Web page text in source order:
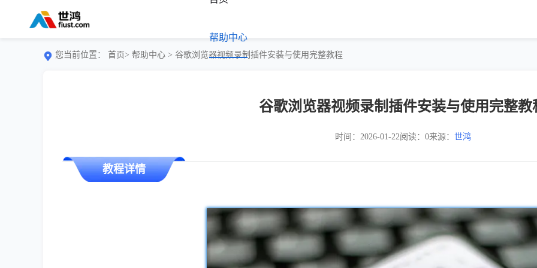
帮助中心
您当前位置： 首页> 帮助中心 > 谷歌浏览器视频录制插件安装与使用完整教程
谷歌浏览器视频录制插件安装与使用完整教
时间：2026-01-22阅读：0来源： 世鸿
教程详情